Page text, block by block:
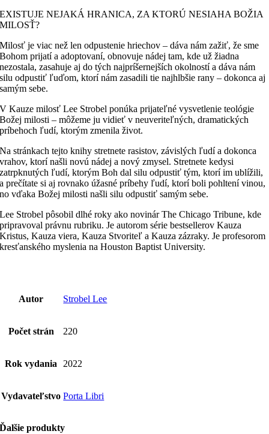
EXISTUJE NEJAKÁ HRANICA, ZA KTORÚ NESIAHA BOŽIA
MILOSŤ?
Milosť je viac než len odpustenie hriechov – dáva nám zažiť, že sme
Bohom prijatí a adoptovaní, obnovuje nádej tam, kde už žiadna
nezostala, zasahuje aj do tých najpríšernejších okolností a dáva nám
silu odpustiť ľuďom, ktorí nám zasadili tie najhlbšie rany – dokonca aj
samým sebe.
V Kauze milosť Lee Strobel ponúka prijateľné vysvetlenie teológie
Božej milosti – môžeme ju vidieť v neuveriteľných, dramatických
príbehoch ľudí, ktorým zmenila život.
Na stránkach tejto knihy stretnete rasistov, závislých ľudí a dokonca
vrahov, ktorí našli novú nádej a nový zmysel. Stretnete kedysi
zatrpknutých ľudí, ktorým Boh dal silu odpustiť tým, ktorí im ublížili,
a prečítate si aj rovnako úžasné príbehy ľudí, ktorí boli pohltení vinou,
no vďaka Božej milosti našli silu odpustiť samým sebe.
Lee Strobel pôsobil dlhé roky ako novinár The Chicago Tribune, kde
pripravoval právnu rubriku. Je autorom série bestsellerov Kauza
Kristus, Kauza viera, Kauza Stvoriteľ a Kauza zázraky. Je profesorom
kresťanského myslenia na Houston Baptist University.
Autor Strobel Lee
Počet strán 220
Rok vydania 2022
Vydavateľstvo Porta Libri
Ďalšie produkty